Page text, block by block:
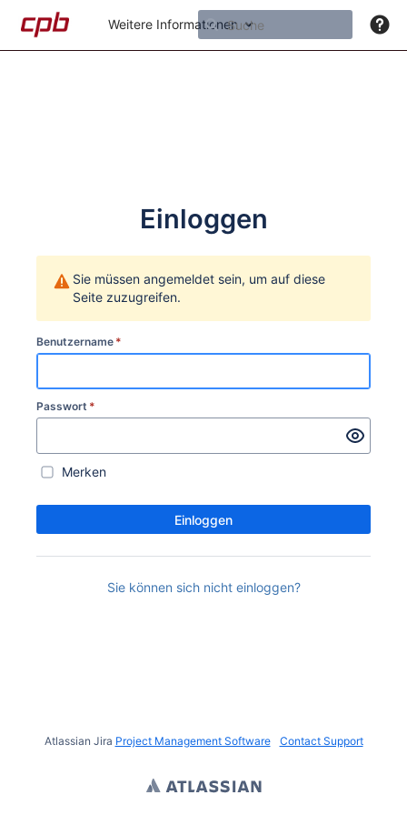
Weitere Informationen
Einloggen
Sie müssen angemeldet sein, um auf diese
Seite zuzugreifen.
Benutzername *
Passwort *
Merken
Einloggen
Sie können sich nicht einloggen?
Atlassian Jira Project Management Software Contact Support